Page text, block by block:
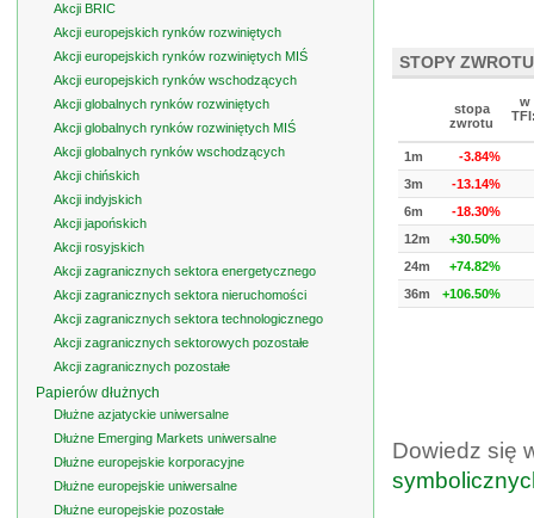
STOPY ZWROTU
stopa
zwrotu
w
1m
-3.84%
3m
-13.14%
6m
-18.30%
12m
+30.50%
24m
+74.82%
36m
+106.50%
Dowiedz się
Akcji BRIC
Akcji europejskich rynków rozwiniętych
Akcji europejskich rynków rozwiniętych MIŚ
Akcji europejskich rynków wschodzących
Akcji globalnych rynków rozwiniętych
Akcji globalnych rynków rozwiniętych MIŚ
Akcji globalnych rynków wschodzących
Akcji chińskich
Akcji indyjskich
Akcji japońskich
Akcji rosyjskich
Akcji zagranicznych sektora energetycznego
Akcji zagranicznych sektora nieruchomości
Akcji zagranicznych sektora technologicznego
Akcji zagranicznych sektorowych pozostałe
Akcji zagranicznych pozostałe
Papierów dłużnych
Dłużne azjatyckie uniwersalne
Dłużne Emerging Markets uniwersalne
Dłużne europejskie korporacyjne
Dłużne europejskie uniwersalne
Dłużne europejskie pozostałe